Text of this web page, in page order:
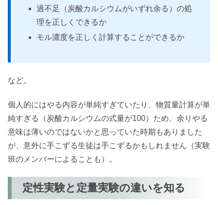
過不足（炭酸カルシウムがいずれ余る）の処
理を正しくできるか
モル濃度を正しく計算することができるか
など。
個人的にはやる内容が単純すぎていたり、物質量計算が単
純すぎる（炭酸カルシウムの式量が100）ため、余りやる
意味は薄いのではないかと思っていた時期もありました
が、意外に手こずる生徒は手こずるかもしれません（実験
班のメンバーによることも）。
定性実験と定量実験の違いを知る